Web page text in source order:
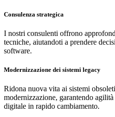
Consulenza strategica
I nostri consulenti offrono
tecniche, aiutandoti a prendere
software.
Modernizzazione dei sistemi legacy
Ridona nuova vita ai sistemi
modernizzazione, garantendo
digitale in rapido cambiamento.